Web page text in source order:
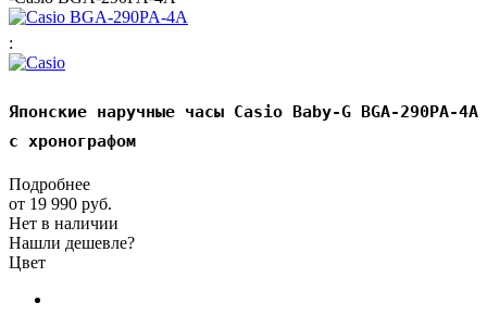
:
Японские наручные часы Casio Baby-G BGA-290PA-4A
с хронографом
Подробнее
от 19 990 руб.
Нет в наличии
Нашли дешевле?
Цвет